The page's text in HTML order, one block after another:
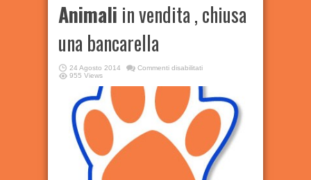
Animali in vendita , chiusa
una bancarella
24 Agosto 2014 Commenti disabilitatisu
Sant’Oronzo.
Animali
in
vendita
chiusa
bancarella
955 Views